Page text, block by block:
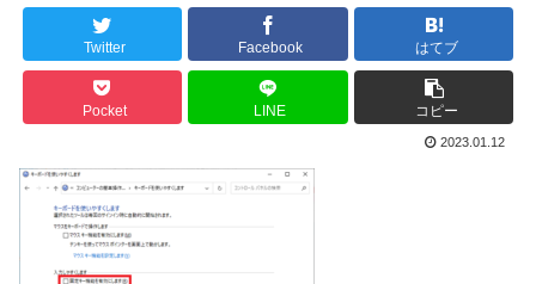
Twitter Facebook はてブ
Pocket LINE コピー
2023.01.12